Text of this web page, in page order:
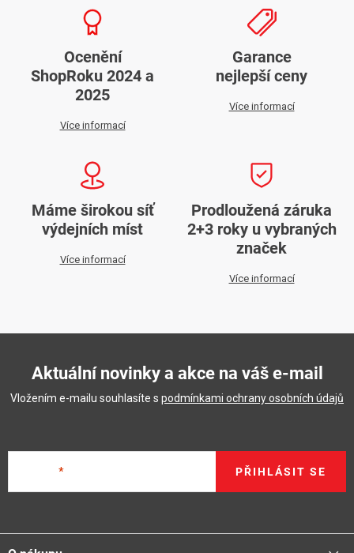
Ocenění
ShopRoku 2024 a
2025
Více informací
Garance
nejlepší ceny
Více informací
Máme širokou síť
výdejních míst
Více informací
Prodloužená záruka
2+3 roky u vybraných
značek
Více informací
Aktuální novinky a akce na váš e-mail
Vložením e-mailu souhlasíte s podmínkami ochrany osobních údajů
PŘIHLÁSIT SE
á